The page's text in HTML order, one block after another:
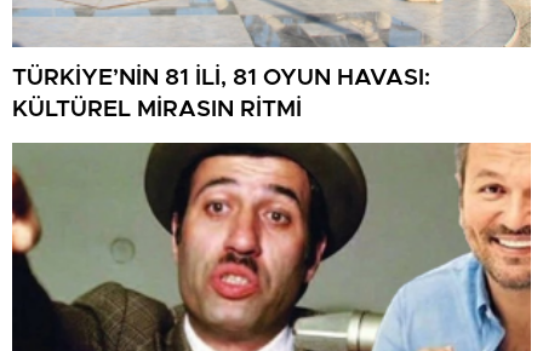
TÜRKİYE’NİN 81 İLİ, 81 OYUN HAVASI:
KÜLTÜREL MİRASIN RİTMİ